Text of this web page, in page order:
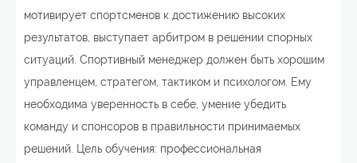
мотивирует спортсменов к достижению высоких
результатов, выступает арбитром в решении спорных
ситуаций. Спортивный менеджер должен быть хорошим
управленцем, стратегом, тактиком и психологом. Ему
необходима уверенность в себе, умение убедить
команду и спонсоров в правильности принимаемых
решений. Цель обучения: профессиональная